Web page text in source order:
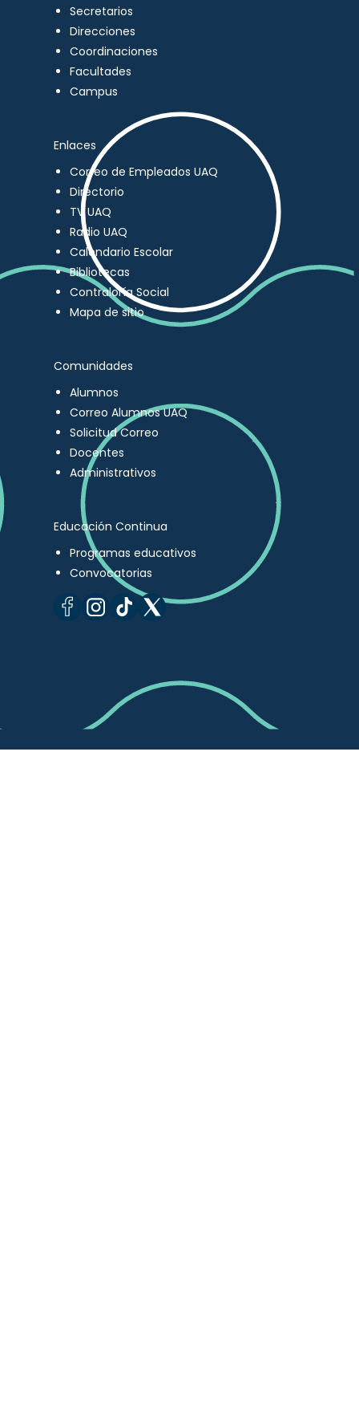
Secretarios
Direcciones
Coordinaciones
Facultades
Campus
Enlaces
Correo de Empleados UAQ
Directorio
TV UAQ
Radio UAQ
Calendario Escolar
Bibliotecas
Contraloría Social
Mapa de sitio
Comunidades
Alumnos
Correo Alumnos UAQ
Solicitud Correo
Docentes
Administrativos
Educación Continua
Programas educativos
Convocatorias